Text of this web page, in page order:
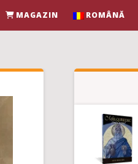
MAGAZIN ROMÂNĂ